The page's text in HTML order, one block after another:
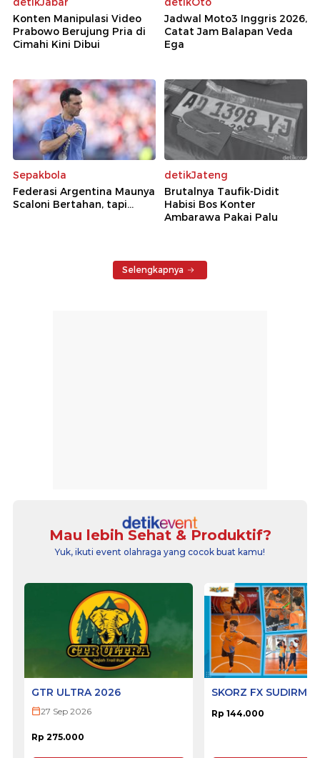
Konten Manipulasi Video
Prabowo Berujung Pria di
Cimahi Kini Dibui
Jadwal Moto3 Inggris 2026,
Catat Jam Balapan Veda
Ega
Sepakbola
Federasi Argentina Maunya
Scaloni Bertahan, tapi...
detikJateng
Brutalnya Taufik-Didit
Habisi Bos Konter
Ambarawa Pakai Palu
Selengkapnya
Mau lebih Sehat & Produktif?
Yuk, ikuti event olahraga yang cocok buat kamu!
GTR ULTRA 2026
27 Sep 2026
Rp 275.000
SKORZ FX
Rp 144.000